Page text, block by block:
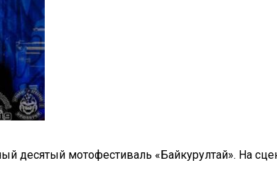
десятый мотофестиваль «Байкурултай». На